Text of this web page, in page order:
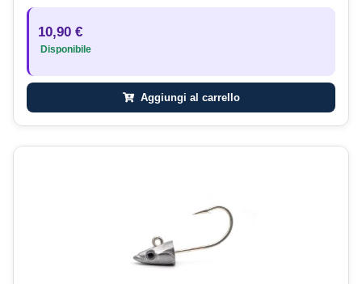
10,90 €
Disponibile
Aggiungi al carrello